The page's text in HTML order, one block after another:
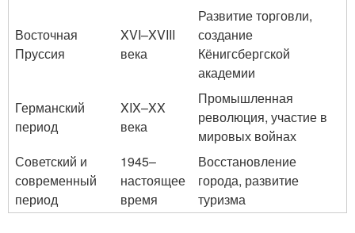
Восточная
Пруссия
XVI–XVIII
века
Развитие торговли,
создание
Кёнигсбергской
академии
Германский
период
XIX–XX
века
Промышленная
революция, участие в
мировых войнах
Советский и
современный
период
1945–
настоящее
время
Восстановление
города, развитие
туризма